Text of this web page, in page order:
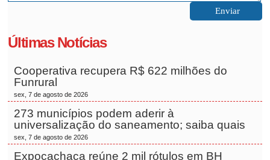
Últimas Notícias
Cooperativa recupera R$ 622 milhões do
Funrural
sex, 7 de agosto de 2026
273 municípios podem aderir à
universalização do saneamento; saiba quais
sex, 7 de agosto de 2026
Expocachaça reúne 2 mil rótulos em BH